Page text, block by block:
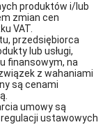
produktów i/lub
zmian cen
VAT.
przedsiębiorca
lub usługi,
finansowym, na
z wahaniami
są cenami
umowy są
ustawowych